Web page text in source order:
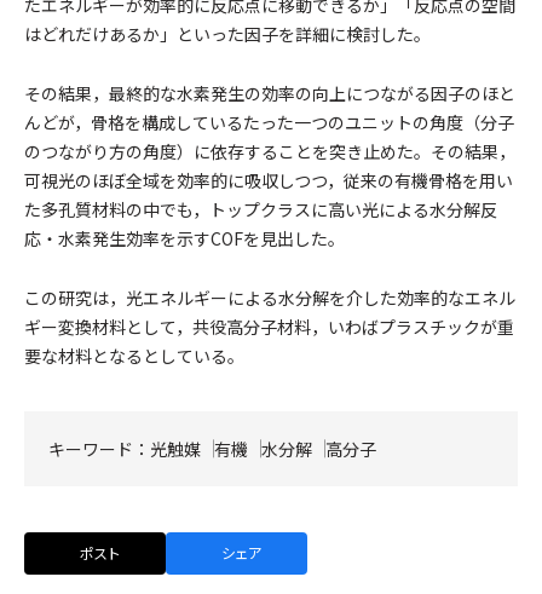
たエネルギーが効率的に反応点に移動できるか」「反応点の空間
はどれだけあるか」といった因子を詳細に検討した。
その結果，最終的な水素発生の効率の向上につながる因子のほと
んどが，骨格を構成しているたった一つのユニットの角度（分子
のつながり方の角度）に依存することを突き止めた。その結果，
可視光のほぼ全域を効率的に吸収しつつ，従来の有機骨格を用い
た多孔質材料の中でも，トップクラスに高い光による水分解反
応・水素発生効率を示すCOFを見出した。
この研究は，光エネルギーによる水分解を介した効率的なエネル
ギー変換材料として，共役高分子材料，いわばプラスチックが重
要な材料となるとしている。
キーワード： 光触媒 有機 水分解 高分子
ポスト シェア